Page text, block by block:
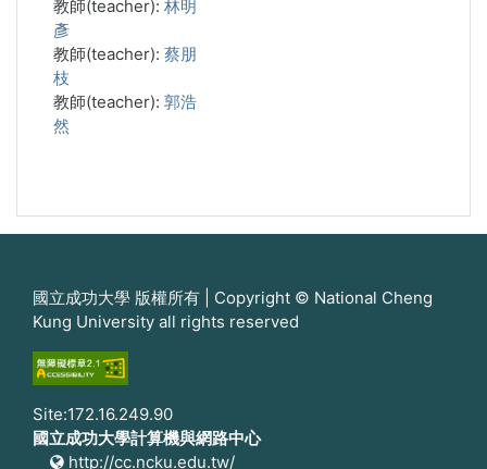
教師(teacher): 林明
彥
教師(teacher): 蔡朋
枝
教師(teacher): 郭浩
然
國立成功大學 版權所有 | Copyright © National Cheng
Kung University all rights reserved
Site:172.16.249.90
國立成功大學計算機與網路中心
http://cc.ncku.edu.tw/